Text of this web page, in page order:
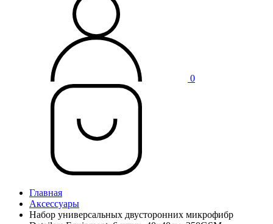
0
Главная
Аксессуары
Набор универсальных двусторонних микрофибр